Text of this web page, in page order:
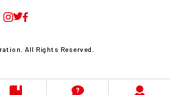
All Rights Reserved.